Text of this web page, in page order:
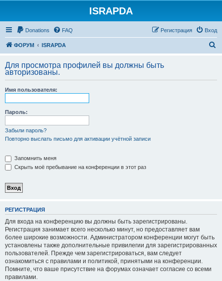
ISRAPDA
Donations FAQ Вход
Регистрация
ФОРУМ ISRAPDA
с
Для просмотра профилей вы должны быть
авторизованы.
Имя пользователя:
Пароль:
Забыли пароль?
Повторно выслать письмо для активации учётной записи
Запомнить меня
Скрыть моё пребывание на конференции в этот раз
РЕГИСТРАЦИЯ
Для входа на конференцию вы должны быть зарегистрированы.
Регистрация занимает всего несколько минут, но предоставляет вам
более широкие возможности. Администратором конференции могут быть
установлены также дополнительные привилегии для зарегистрированных
пользователей. Прежде чем зарегистрироваться, вам следует
ознакомиться с правилами и политикой, принятыми на конференции.
Помните, что ваше присутствие на форумах означает согласие со всеми
правилами.